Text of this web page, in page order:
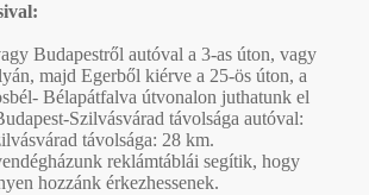
Budapestről autóval a 3-as úton, vagy
majd Egerből kiérve a 25-ös úton, a
Bélapátfalva útvonalon juthatunk el
Szilvásvárad távolsága autóval:
távolsága: 28 km.
reklámtáblái segítik, hogy
hozzánk érkezhessenek.